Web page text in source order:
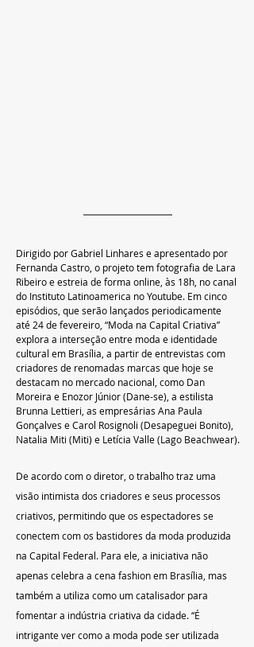
Dirigido por Gabriel Linhares e apresentado por
Fernanda Castro, o projeto tem fotografia de Lara
Ribeiro e estreia de forma online, às 18h, no canal
do Instituto Latinoamerica no Youtube. Em cinco
episódios, que serão lançados periodicamente
até 24 de fevereiro, “Moda na Capital Criativa”
explora a interseção entre moda e identidade
cultural em Brasília, a partir de entrevistas com
criadores de renomadas marcas que hoje se
destacam no mercado nacional, como Dan
Moreira e Enozor Júnior (Dane-se), a estilista
Brunna Lettieri, as empresárias Ana Paula
Gonçalves e Carol Rosignoli (Desapeguei Bonito),
Natalia Miti (Miti) e Letícia Valle (Lago Beachwear).
De acordo com o diretor, o trabalho traz uma
visão intimista dos criadores e seus processos
criativos, permitindo que os espectadores se
conectem com os bastidores da moda produzida
na Capital Federal. Para ele, a iniciativa não
apenas celebra a cena fashion em Brasília, mas
também a utiliza como um catalisador para
fomentar a indústria criativa da cidade. “É
intrigante ver como a moda pode ser utilizada